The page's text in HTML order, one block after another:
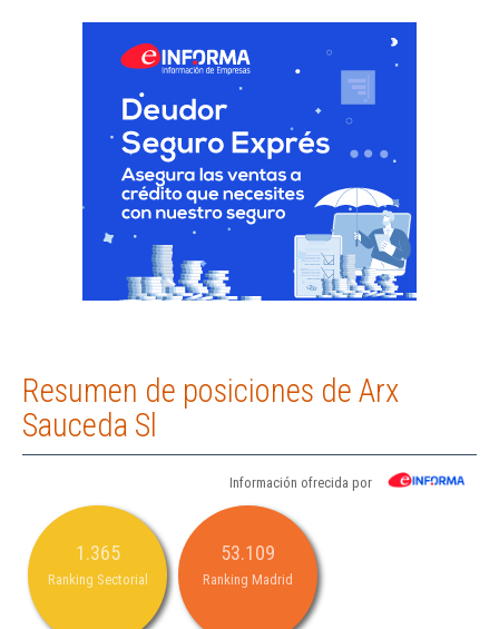
Resumen de posiciones de Arx
Sauceda Sl
Información ofrecida por
1.365
Ranking Sectorial
53.109
Ranking Madrid